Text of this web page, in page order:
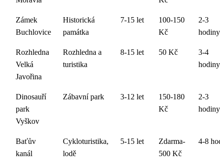
Zámek
Buchlovice
Historická
památka
7-15 let
100-150
Kč
2-3
hodiny
Rozhledna
Velká
Javořina
Rozhledna a
turistika
8-15 let 50 Kč
3-4
hodiny
Dinosauří
park
Vyškov
Zábavní park 3-12 let
150-180
Kč
2-3
hodiny
Baťův
kanál
Cykloturistika,
lodě
5-15 let
Zdarma-
500 Kč
4-8